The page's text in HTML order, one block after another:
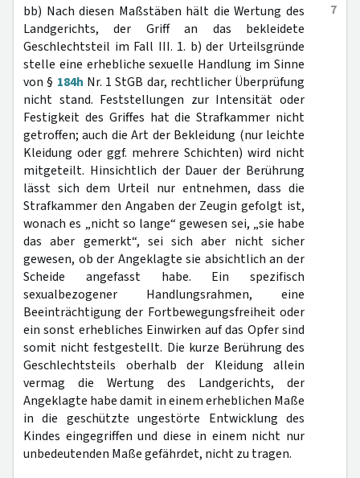
7
bb) Nach diesen Maßstäben hält die Wertung des
Landgerichts, der Griff an das bekleidete
Geschlechtsteil im Fall III. 1. b) der Urteilsgründe
stelle eine erhebliche sexuelle Handlung im Sinne
von § 184h Nr. 1 StGB dar, rechtlicher Überprüfung
nicht stand. Feststellungen zur Intensität oder
Festigkeit des Griffes hat die Strafkammer nicht
getroffen; auch die Art der Bekleidung (nur leichte
Kleidung oder ggf. mehrere Schichten) wird nicht
mitgeteilt. Hinsichtlich der Dauer der Berührung
lässt sich dem Urteil nur entnehmen, dass die
Strafkammer den Angaben der Zeugin gefolgt ist,
wonach es „nicht so lange“ gewesen sei, „sie habe
das aber gemerkt“, sei sich aber nicht sicher
gewesen, ob der Angeklagte sie absichtlich an der
Scheide angefasst habe. Ein spezifisch
sexualbezogener Handlungsrahmen, eine
Beeinträchtigung der Fortbewegungsfreiheit oder
ein sonst erhebliches Einwirken auf das Opfer sind
somit nicht festgestellt. Die kurze Berührung des
Geschlechtsteils oberhalb der Kleidung allein
vermag die Wertung des Landgerichts, der
Angeklagte habe damit in einem erheblichen Maße
in die geschützte ungestörte Entwicklung des
Kindes eingegriffen und diese in einem nicht nur
unbedeutenden Maße gefährdet, nicht zu tragen.